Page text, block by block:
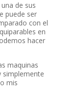
de sus
puede ser
con el
en
hacer
maquinas
simplemente
mis